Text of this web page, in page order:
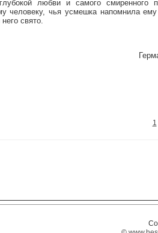
любви и самого
человеку, чья усмешка напомнила
свято.
1